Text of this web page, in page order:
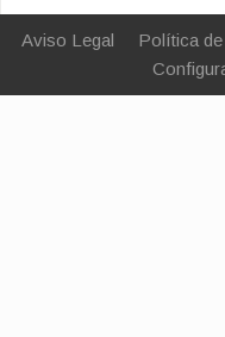
Aviso Legal Política